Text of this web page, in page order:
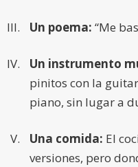
Un poema:“Me
Un instrumento
pinitos con la
piano, sin lugar a
Una comida: El
versiones, pero